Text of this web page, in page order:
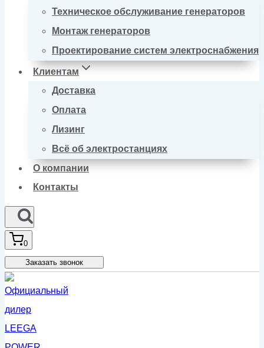
Техническое обслуживание генераторов
Монтаж генераторов
Проектирование систем электроснабжения
Клиентам
Доставка
Оплата
Лизинг
Всё об электростанциях
О компании
Контакты
0
Заказать звонок